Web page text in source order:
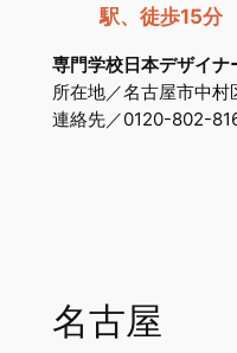
駅、徒歩15分
専門学校日本デザイナ
所在地／名古屋市中村
連絡先／0120-802-
名古屋